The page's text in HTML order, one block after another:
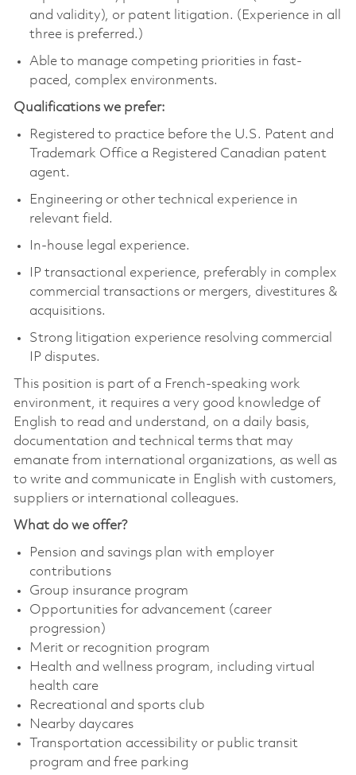
and validity), or patent litigation. (Experience in all
three is preferred.)
Able to manage competing priorities in fast-
paced, complex environments.
Qualifications we prefer:
Registered to practice before the U.S. Patent and
Trademark Office a Registered Canadian patent
agent.
Engineering or other technical experience in
relevant field.
In-house legal experience.
IP transactional experience, preferably in complex
commercial transactions or mergers, divestitures &
acquisitions.
Strong litigation experience resolving commercial
IP disputes.
This position is part of a French-speaking work
environment, it requires a very good knowledge of
English to read and understand, on a daily basis,
documentation and technical terms that may
emanate from international organizations, as well as
to write and communicate in English with customers,
suppliers or international colleagues.
What do we offer?
Pension and savings plan with employer
contributions
Group insurance program
Opportunities for advancement (career
progression)
Merit or recognition program
Health and wellness program, including virtual
health care
Recreational and sports club
Nearby daycares
Transportation accessibility or public transit
program and free parking